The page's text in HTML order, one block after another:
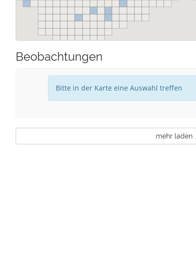
Beobachtungen
Bitte in der Karte eine Auswahl treffen
mehr laden ...